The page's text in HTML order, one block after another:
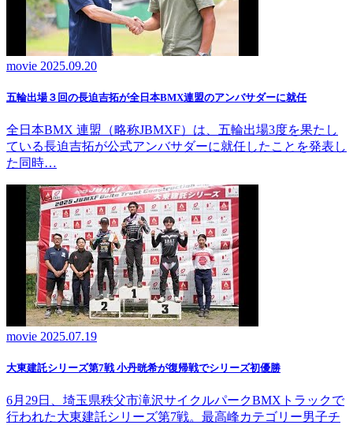
movie 2025.09.20
五輪出場３回の長迫吉拓が全日本BMX連盟のアンバサダーに就任
全日本BMX 連盟（略称JBMXF）は、五輪出場3度を果たし
ている長迫吉拓が公式アンバサダーに就任したことを発表し
た同時…
movie 2025.07.19
大東建託シリーズ第7戦 ⼩丹晄希が復帰戦でシリーズ初優勝
6月29日、埼玉県秩父市滝沢サイクルパークBMXトラックで
行われた大東建託シリーズ第7戦。最高峰カテゴリー男子チ